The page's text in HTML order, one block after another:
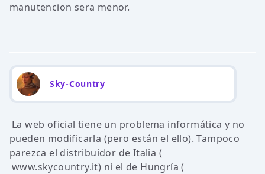
manutencion sera menor.
Sky-Country
La web oficial tiene un problema informática y no
pueden modificarla (pero están el ello). Tampoco
parezca el distribuidor de Italia (
www.skycountry.it) ni el de Hungría (